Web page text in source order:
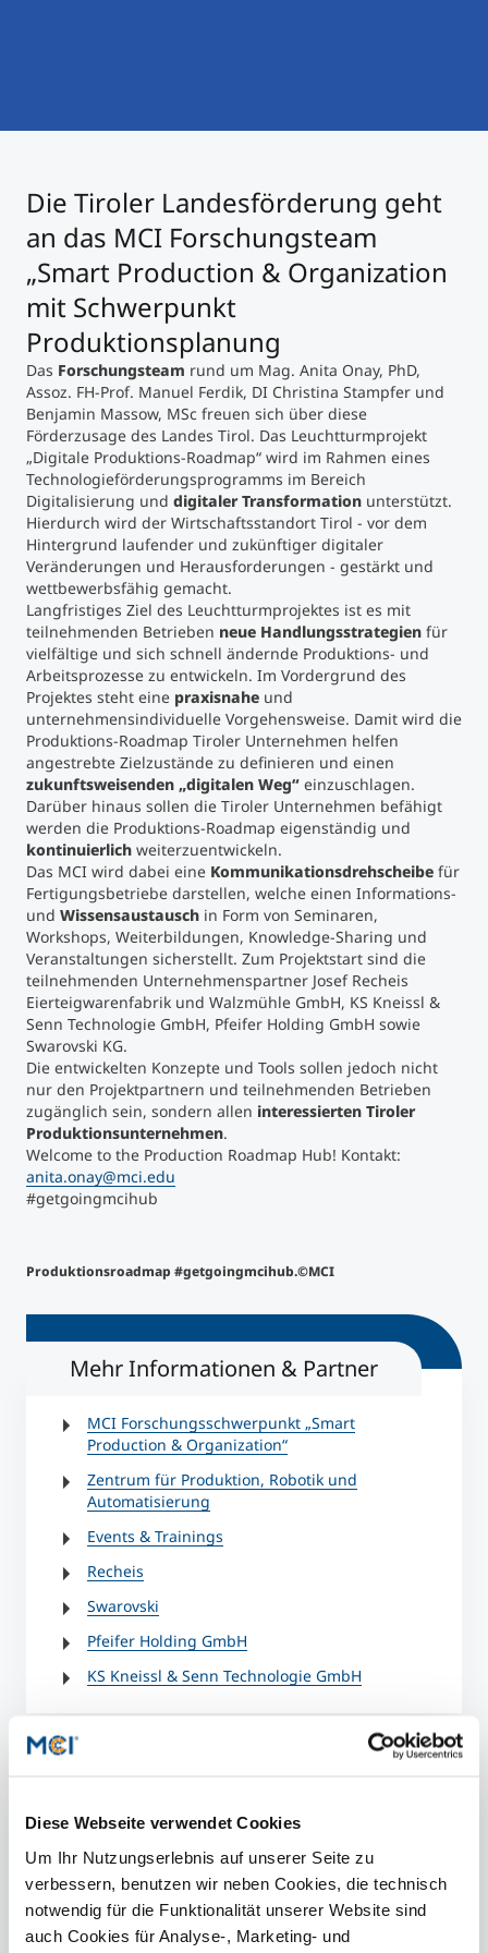
Diese Webseite verwendet Cookies
Um Ihr Nutzungserlebnis auf unserer Seite zu
verbessern, benutzen wir neben Cookies, die technisch
notwendig für die Funktionalität unserer Website sind
auch Cookies für Analyse-, Marketing- und
Micro Credentials
Masterclasses
Management-Seminare
Technische Weiterbildung
Maßgeschneiderte Programme
Studienberatung
Executive Education Finder
Die Tiroler Landesförderung geht
an das MCI Forschungsteam
„Smart Production & Organization
mit Schwerpunkt
Produktionsplanung
Das Forschungsteam rund um Mag. Anita Onay, PhD,
Assoz. FH-Prof. Manuel Ferdik, DI Christina Stampfer und
Benjamin Massow, MSc freuen sich über diese
Förderzusage des Landes Tirol. Das Leuchtturmprojekt
„Digitale Produktions-Roadmap“ wird im Rahmen eines
Technologieförderungsprogramms im Bereich
Digitalisierung und digitaler Transformation unterstützt.
Hierdurch wird der Wirtschaftsstandort Tirol - vor dem
Hintergrund laufender und zukünftiger digitaler
Veränderungen und Herausforderungen - gestärkt und
wettbewerbsfähig gemacht.
Langfristiges Ziel des Leuchtturmprojektes ist es mit
teilnehmenden Betrieben neue Handlungsstrategien für
vielfältige und sich schnell ändernde Produktions- und
Arbeitsprozesse zu entwickeln. Im Vordergrund des
Projektes steht eine praxisnahe und
unternehmensindividuelle Vorgehensweise. Damit wird die
Produktions-Roadmap Tiroler Unternehmen helfen
angestrebte Zielzustände zu definieren und einen
zukunftsweisenden „digitalen Weg“ einzuschlagen.
Darüber hinaus sollen die Tiroler Unternehmen befähigt
werden die Produktions-Roadmap eigenständig und
kontinuierlich weiterzuentwickeln.
Das MCI wird dabei eine Kommunikationsdrehscheibe für
Fertigungsbetriebe darstellen, welche einen Informations-
und Wissensaustausch in Form von Seminaren,
Workshops, Weiterbildungen, Knowledge-Sharing und
Veranstaltungen sicherstellt. Zum Projektstart sind die
teilnehmenden Unternehmenspartner Josef Recheis
Eierteigwarenfabrik und Walzmühle GmbH, KS Kneissl &
Senn Technologie GmbH, Pfeifer Holding GmbH sowie
Swarovski KG.
Die entwickelten Konzepte und Tools sollen jedoch nicht
nur den Projektpartnern und teilnehmenden Betrieben
zugänglich sein, sondern allen interessierten Tiroler
Produktionsunternehmen.
Welcome to the Production Roadmap Hub! Kontakt:
anita.onay@mci.edu
#getgoingmcihub
Produktionsroadmap #getgoingmcihub.©MCI
Mehr Informationen & Partner
MCI Forschungsschwerpunkt „Smart
Production & Organization“
Zentrum für Produktion, Robotik und
Automatisierung
Events & Trainings
Recheis
Swarovski
Pfeifer Holding GmbH
KS Kneissl & Senn Technologie GmbH